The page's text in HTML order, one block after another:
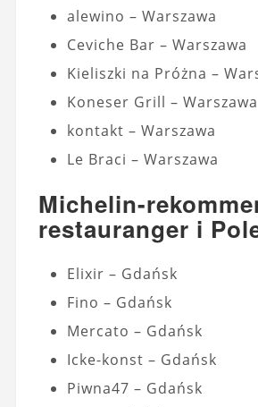
alewino – Warszawa
Ceviche Bar – Warszawa
Kieliszki na Próżna –
Koneser Grill – Warszawa
kontakt – Warszawa
Le Braci – Warszawa
Michelin-
restauranger i
Elixir – Gdańsk
Fino – Gdańsk
Mercato – Gdańsk
Icke-konst – Gdańsk
Piwna47 – Gdańsk